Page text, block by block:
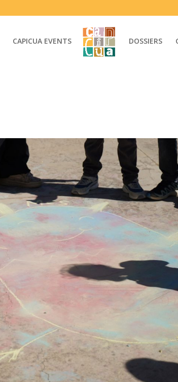
CAPICUA EVENTS DOSSIERS